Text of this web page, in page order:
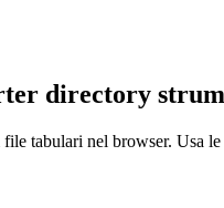
directory
tabulari nel browser. Usa